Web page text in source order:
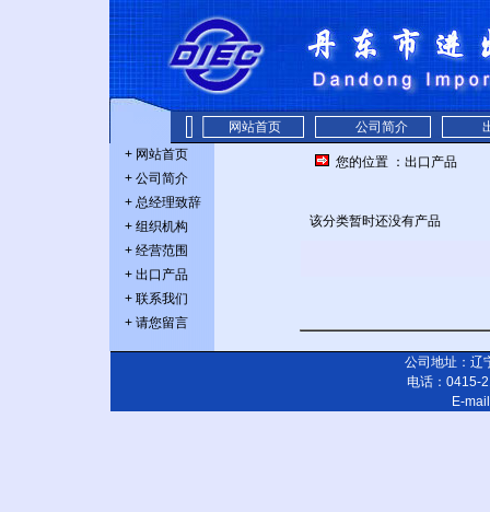
网站首页 公司简介
+ 网站首页
+ 公司简介
+ 总经理致辞
+ 组织机构
+ 经营范围
+ 出口产品
+ 联系我们
+ 请您留言
您的位置 ： 出口产品
该分类暂时还没有产品
公司地址：辽
电话：0415-
E-